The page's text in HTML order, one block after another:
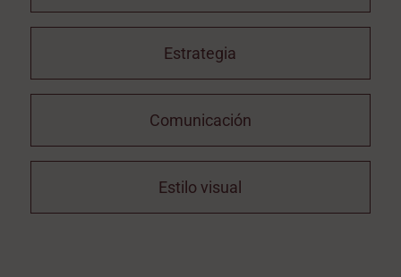
Estrategia
Comunicación
Estilo visual